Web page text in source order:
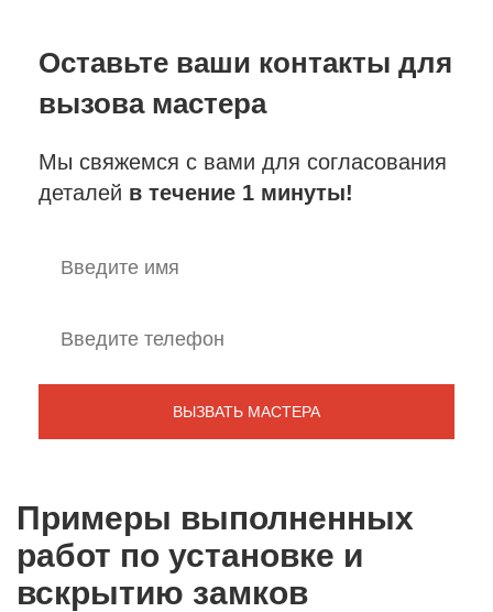
Оставьте ваши контакты для
вызова мастера
Мы свяжемся с вами для согласования
деталей в течение 1 минуты!
Примеры выполненных
работ по установке и
вскрытию замков